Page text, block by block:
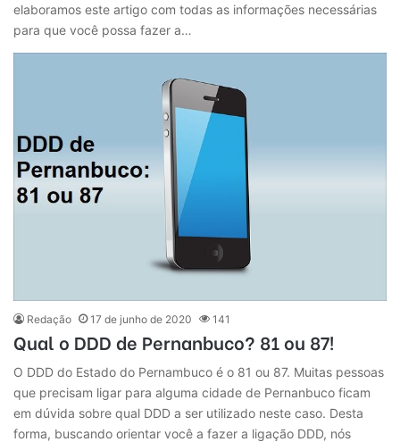
elaboramos este artigo com todas as informações necessárias
para que você possa fazer a…
Redação 17 de junho de 2020 141
Qual o DDD de Pernanbuco? 81 ou 87!
O DDD do Estado do Pernambuco é o 81 ou 87. Muitas pessoas
que precisam ligar para alguma cidade de Pernanbuco ficam
em dúvida sobre qual DDD a ser utilizado neste caso. Desta
forma, buscando orientar você a fazer a ligação DDD, nós